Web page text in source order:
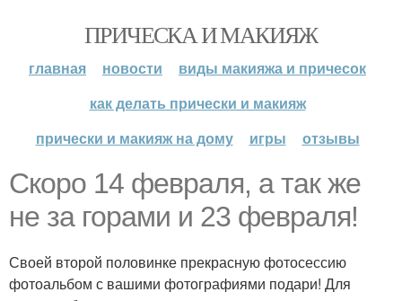
ПРИЧЕСКА И МАКИЯЖ
главная новости
виды макияжа и причесок
как делать прически и макияж
прически и макияж на дому
игры отзывы
Скоро 14 февраля, а так же
не за горами и 23 февраля!
Своей второй половинке прекрасную фотосессию
фотоальбом с вашими фотографиями подари! Для